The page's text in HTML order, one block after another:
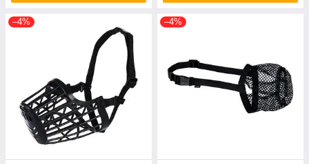
–4% –4%